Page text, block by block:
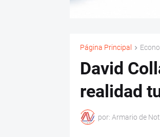
Página Principal
David
realidad
por: Armario de